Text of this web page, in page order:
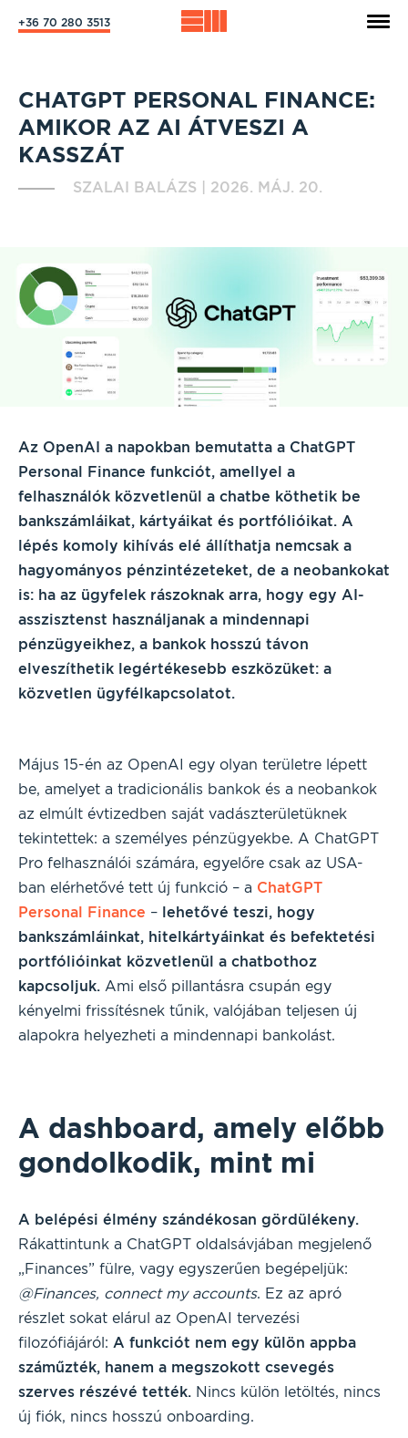
+36 70 280 3513
CHATGPT PERSONAL FINANCE:
AMIKOR AZ AI ÁTVESZI A
KASSZÁT
SZALAI BALÁZS 2026. MÁJ. 20.
Az OpenAI a napokban bemutatta a ChatGPT
Personal Finance funkciót, amellyel a
felhasználók közvetlenül a chatbe köthetik be
bankszámláikat, kártyáikat és portfólióikat. A
lépés komoly kihívás elé állíthatja nemcsak a
hagyományos pénzintézeteket, de a neobankokat
is: ha az ügyfelek rászoknak arra, hogy egy AI-
asszisztenst használjanak a mindennapi
pénzügyeikhez, a bankok hosszú távon
elveszíthetik legértékesebb eszközüket: a
közvetlen ügyfélkapcsolatot.
Május 15-én az OpenAI egy olyan területre lépett
be, amelyet a tradicionális bankok és a neobankok
az elmúlt évtizedben saját vadászterületüknek
tekintettek: a személyes pénzügyekbe. A ChatGPT
Pro felhasználói számára, egyelőre csak az USA-
ban elérhetővé tett új funkció – a ChatGPT
Personal Finance – lehetővé teszi, hogy
bankszámláinkat, hitelkártyáinkat és befektetési
portfólióinkat közvetlenül a chatbothoz
kapcsoljuk. Ami első pillantásra csupán egy
kényelmi frissítésnek tűnik, valójában teljesen új
alapokra helyezheti a mindennapi bankolást.
A dashboard, amely előbb
gondolkodik, mint mi
A belépési élmény szándékosan gördülékeny.
Rákattintunk a ChatGPT oldalsávjában megjelenő
„Finances” fülre, vagy egyszerűen begépeljük:
@Finances, connect my accounts. Ez az apró
részlet sokat elárul az OpenAI tervezési
filozófiájáról: A funkciót nem egy külön appba
száműzték, hanem a megszokott csevegés
szerves részévé tették. Nincs külön letöltés, nincs
új fiók, nincs hosszú onboarding.